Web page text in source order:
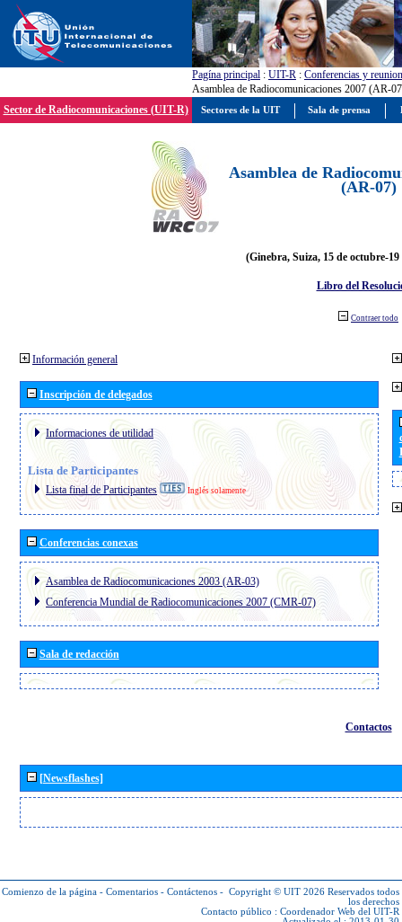
Pagína principal : UIT-R : Conferencias y
Asamblea de Radiocomunicaciones 2007 (AR-
Sector de Radiocomunicaciones (UIT-R)
Asamblea de
(AR-07)
(Ginebra, Suiza, 15 de octubre-19
Libro del
Contraer todo
Información general
Inscripción de delegados
Informaciones de utilidad
Lista de Participantes
Lista final de Participantes Inglés solamente
Conferencias conexas
Asamblea de Radiocomunicaciones 2003 (AR-03)
Conferencia Mundial de Radiocomunicaciones 2007 (CMR-07)
Sala de redacción
Contactos
[Newsflashes]
Comienzo de la página - Comentarios - Contáctenos - Copyright © UIT 2026 Reservados todos
los derechos
Contacto público : Coordenador Web del UIT-R
Sectores de la UIT Sala de prensa